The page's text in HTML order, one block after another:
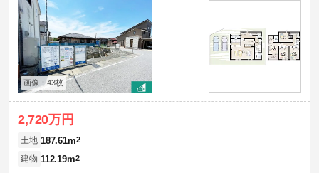
画像：43枚
2,720万円
土地 187.61m2
建物 112.19m2